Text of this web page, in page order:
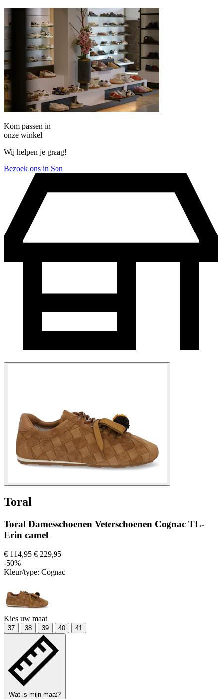
Kom passen in
onze winkel
Wij helpen je graag!
Bezoek ons in Son
Toral
Toral Damesschoenen Veterschoenen Cognac TL-
Erin camel
€ 114,95 € 229,95
-50%
Kleur/type: Cognac
Kies uw maat
37 38 39 40 41
Wat is mijn maat?